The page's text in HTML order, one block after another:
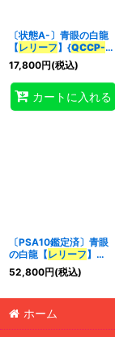
カテゴリ:
特集:
〔状態A-〕青眼の白龍
【レリーフ】{QCCP-
JP001}《モンスター》
17,800円(税込)
カートに入れる
〔PSA10鑑定済〕青眼
の白龍【レリーフ】
{QCCP-JP001}《モン
スター》
52,800円(税込)
ホーム